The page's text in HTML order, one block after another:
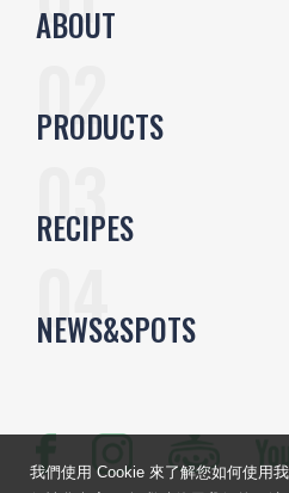
ABOUT
PRODUCTS
RECIPES
NEWS&SPOTS
我們使用 Cookie 來了解您如何使用